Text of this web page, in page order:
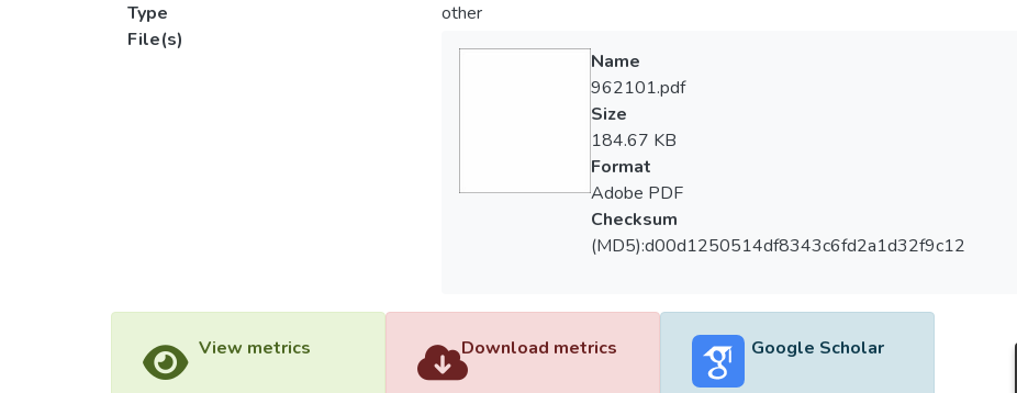
Type
other
File(s)
Name
962101.pdf
Size
184.67 KB
Format
Adobe PDF
Checksum
(MD5):d00d1250514df8343c6fd2a1d32f9c12
View metrics Download metrics Google Scholar